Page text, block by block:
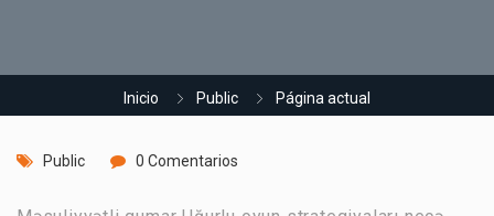
Inicio Public Página actual
Public 0 Comentarios